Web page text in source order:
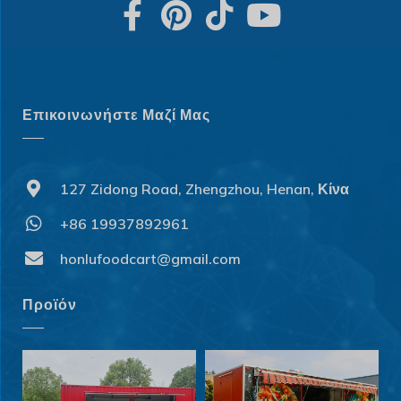
Επικοινωνήστε Μαζί Μας
127 Zidong Road, Zhengzhou, Henan, Κίνα
+86 19937892961
honlufoodcart@gmail.com
Προϊόν